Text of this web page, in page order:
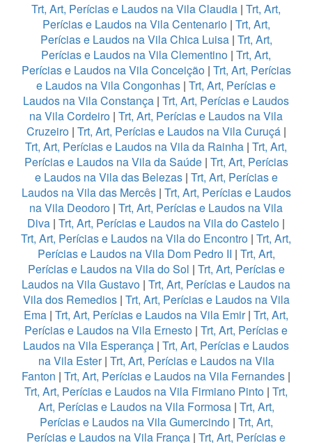
Trt, Art, Perícias e Laudos na Vila Claudia | Trt, Art,
Perícias e Laudos na Vila Centenario| Trt, Art,
Perícias e Laudos na Vila Chica Luisa | Trt, Art,
Perícias e Laudos na Vila Clementino | Trt, Art,
Perícias e Laudos na Vila Conceição| Trt, Art, Perícias
e Laudos na Vila Congonhas | Trt, Art, Perícias e
Laudos na Vila Constança | Trt, Art, Perícias e Laudos
na Vila Cordeiro | Trt, Art, Perícias e Laudos na Vila
Cruzeiro | Trt, Art, Perícias e Laudos na Vila Curuçá |
Trt, Art, Perícias e Laudos na Vila da Rainha | Trt, Art,
Perícias e Laudos na Vila da Saúde| Trt, Art, Perícias
e Laudos na Vila das Belezas| Trt, Art, Perícias e
Laudos na Vila das Mercês| Trt, Art, Perícias e Laudos
na Vila Deodoro | Trt, Art, Perícias e Laudos na Vila
Diva | Trt, Art, Perícias e Laudos na Vila do Castelo |
Trt, Art, Perícias e Laudos na Vila do Encontro | Trt, Art,
Perícias e Laudos na Vila Dom Pedro II | Trt, Art,
Perícias e Laudos na Vila do Sol | Trt, Art, Perícias e
Laudos na Vila Gustavo | Trt, Art, Perícias e Laudos na
Vila dos Remedios| Trt, Art, Perícias e Laudos na Vila
Ema | Trt, Art, Perícias e Laudos na Vila Emir| Trt, Art,
Perícias e Laudos na Vila Ernesto | Trt, Art, Perícias e
Laudos na Vila Esperança | Trt, Art, Perícias e Laudos
na Vila Ester| Trt, Art, Perícias e Laudos na Vila
Fanton | Trt, Art, Perícias e Laudos na Vila Fernandes |
Trt, Art, Perícias e Laudos na Vila Firmiano Pinto | Trt,
Art, Perícias e Laudos na Vila Formosa| Trt, Art,
Perícias e Laudos na Vila Gumercindo| Trt, Art,
Perícias e Laudos na Vila França | Trt, Art, Perícias e